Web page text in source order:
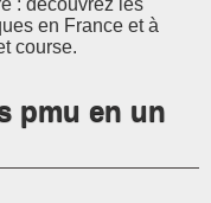
en France et à
course.
pmu en un